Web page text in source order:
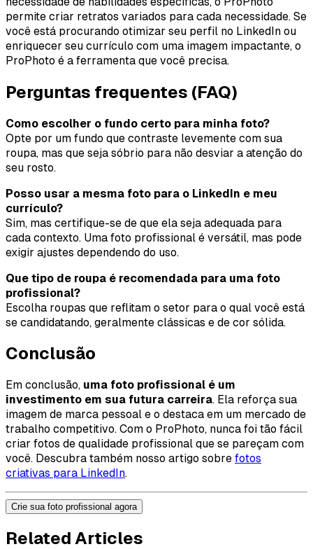
permite criar retratos variados para cada necessidade. Se
você está procurando otimizar seu perfil no LinkedIn ou
enriquecer seu currículo com uma imagem impactante, o
ProPhoto é a ferramenta que você precisa.
Perguntas frequentes (FAQ)
Como escolher o fundo certo para minha foto?
Opte por um fundo que contraste levemente com sua
roupa, mas que seja sóbrio para não desviar a atenção do
seu rosto.
Posso usar a mesma foto para o LinkedIn e meu
currículo?
Sim, mas certifique-se de que ela seja adequada para
cada contexto. Uma foto profissional é versátil, mas pode
exigir ajustes dependendo do uso.
Que tipo de roupa é recomendada para uma foto
profissional?
Escolha roupas que reflitam o setor para o qual você está
se candidatando, geralmente clássicas e de cor sólida.
Conclusão
Em conclusão, uma foto profissional é um
investimento em sua futura carreira. Ela reforça sua
imagem de marca pessoal e o destaca em um mercado de
trabalho competitivo. Com o ProPhoto, nunca foi tão fácil
criar fotos de qualidade profissional que se pareçam com
você. Descubra também nosso artigo sobre fotos
criativas para LinkedIn.
Crie sua foto profissional agora
Related Articles